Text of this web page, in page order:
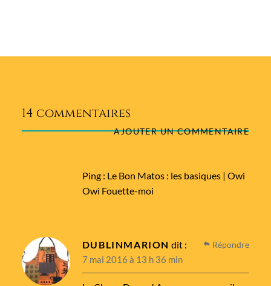
14 commentaires
AJOUTER UN COMMENTAIRE
Ping : Le Bon Matos : les basiques | Owi
Owi Fouette-moi
DUBLINMARION dit :
7 mai 2016 à 13 h 36 min
Répondre